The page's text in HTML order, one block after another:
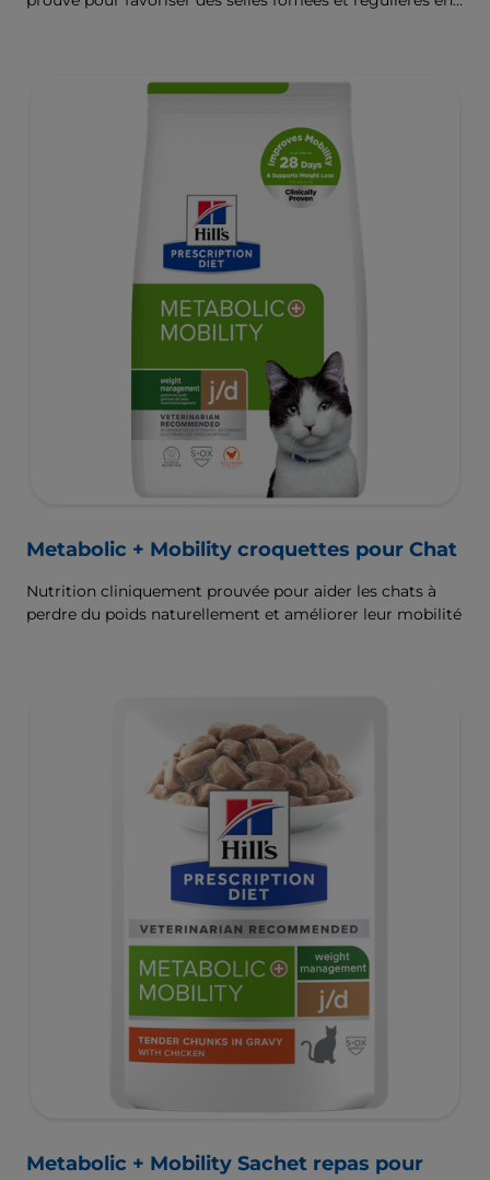
intestinal et aider à prendre en charge les troubles
Metabolic + Mobility croquettes pour Chat
Nutrition cliniquement prouvée pour aider les chats à
perdre du poids naturellement et améliorer leur mobilité
Metabolic + Mobility Sachet repas pour